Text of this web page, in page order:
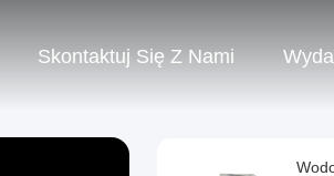
Skontaktuj Się Z Nami